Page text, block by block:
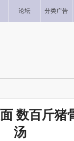
论坛 分类广告
数百斤猪
汤